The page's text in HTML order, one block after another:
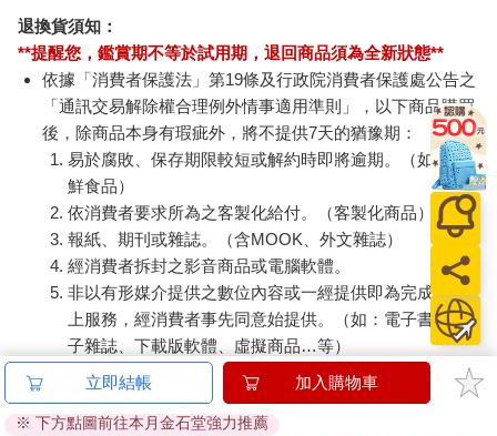
退換貨須知：
**提醒您，鑑賞期不等於試用期，退回商品須為全新狀態**
依據「消費者保護法」第19條及行政院消費者保護處公告之
「通訊交易解除權合理例外情事適用準則」，以下商品購買
後，除商品本身有瑕疵外，將不提供7天的猶豫期：
易於腐敗、保存期限較短或解約時即將逾期。（如：生
鮮食品）
依消費者要求所為之客製化給付。（客製化商品）
報紙、期刊或雜誌。（含MOOK、外文雜誌）
經消費者拆封之影音商品或電腦軟體。
非以有形媒介提供之數位內容或一經提供即為完成之線
上服務，經消費者事先同意始提供。（如：電子書、電
子雜誌、下載版軟體、虛擬商品…等）
已拆封之個人衛生用品。（如：內衣褲、刮鬍刀、除毛
刀…等）
若非上列種類商品，均享有到貨7天的猶豫期（含例假
立即結帳 加入購物車
※ 下方點圖前往本月金石堂強力推薦